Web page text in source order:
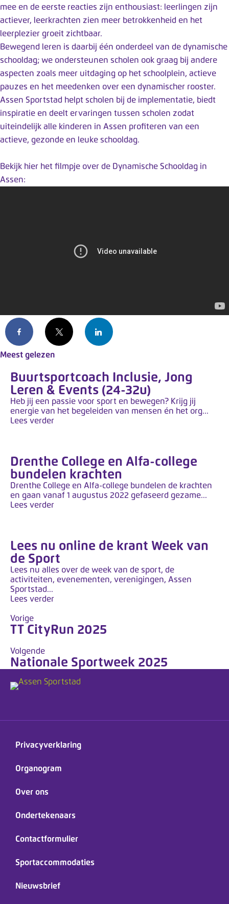
e
e
mee en de eerste reacties zijn enthousiast: leerlingen zijn
actiever, leerkrachten zien meer betrokkenheid en het
leerplezier groeit zichtbaar.
Bewegend leren is daarbij één onderdeel van de dynamische
schooldag; we ondersteunen scholen ook graag bij andere
aspecten zoals meer uitdaging op het schoolplein, actieve
pauzes en het meedenken over een dynamischer rooster.
Assen Sportstad helpt scholen bij de implementatie, biedt
inspiratie en deelt ervaringen tussen scholen zodat
uiteindelijk alle kinderen in Assen profiteren van een
actieve, gezonde en leuke schooldag.
Bekijk hier het filmpje over de Dynamische Schooldag in
Assen:
Facebook X LinkedIn
Meest gelezen
Buurtsportcoach Inclusie, Jong
Leren & Events (24-32u)
Heb jij een passie voor sport en bewegen? Krijg jij
energie van het begeleiden van mensen én het org...
Lees verder
Drenthe College en Alfa-college
bundelen krachten
Drenthe College en Alfa-college bundelen de krachten
en gaan vanaf 1 augustus 2022 gefaseerd gezame...
Lees verder
Lees nu online de krant Week van
de Sport
Lees nu alles over de week van de sport, de
activiteiten, evenementen, verenigingen, Assen
Sportstad...
Lees verder
Vorige
TT CityRun 2025
Volgende
Nationale Sportweek 2025
Privacyverklaring
Organogram
Over ons
Ondertekenaars
Contactformulier
Sportaccommodaties
Nieuwsbrief